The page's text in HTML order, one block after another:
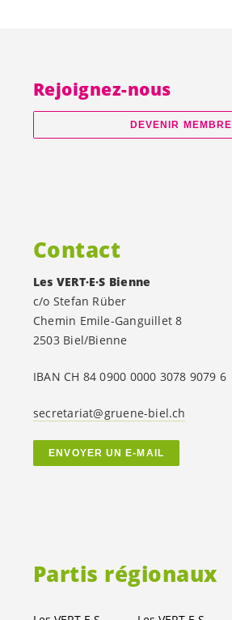
Partis régionaux
Rejoignez-nous
DEVENIR MEMBRE
Contact
Les VERT·E·S Bienne
c/o Stefan Rüber
Chemin Emile-Ganguillet 8
2503 Biel/Bienne
IBAN CH 84 0900 0000 3078 9079 6
secretariat@gruene-biel.ch
ENVOYER UN E-MAIL